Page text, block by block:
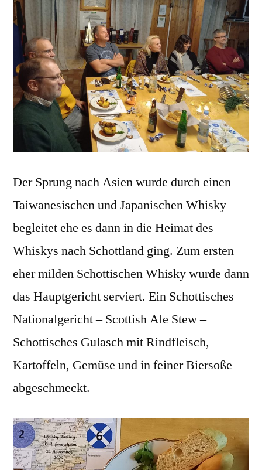
Der Sprung nach Asien wurde durch einen
Taiwanesischen und Japanischen Whisky
begleitet ehe es dann in die Heimat des
Whiskys nach Schottland ging. Zum ersten
eher milden Schottischen Whisky wurde dann
das Hauptgericht serviert. Ein Schottisches
Nationalgericht – Scottish Ale Stew –
Schottisches Gulasch mit Rindfleisch,
Kartoffeln, Gemüse und in feiner Biersoße
abgeschmeckt.